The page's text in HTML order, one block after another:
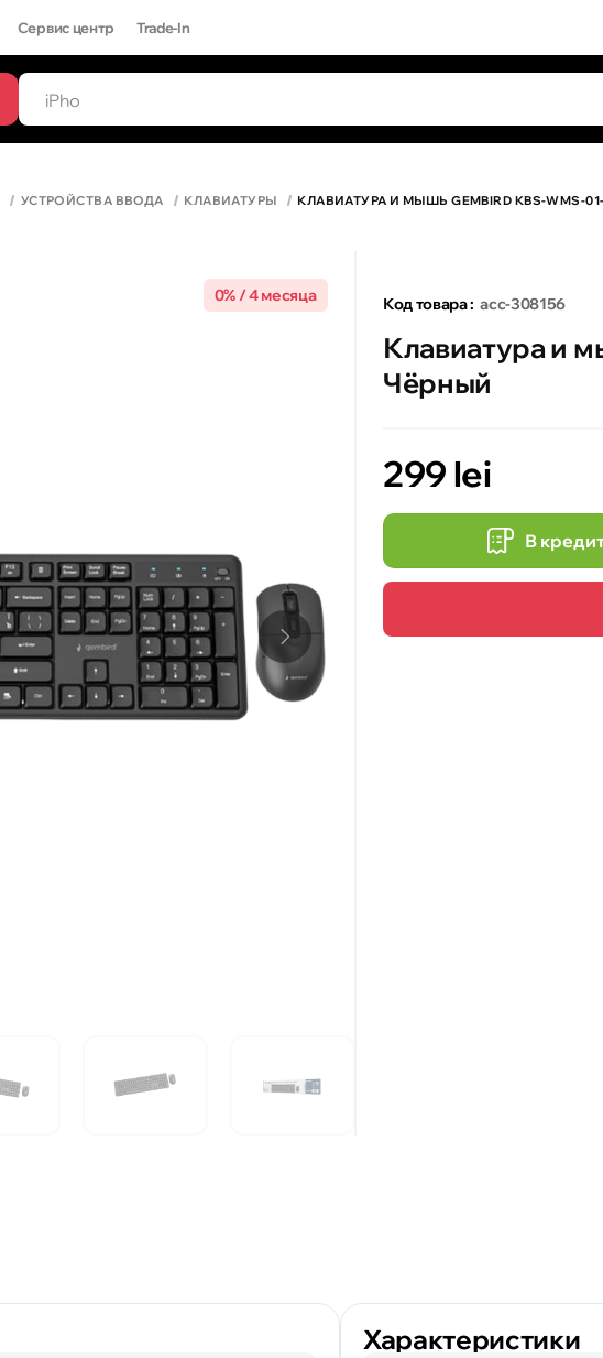
Сервис центр Trade-In
УСТРОЙСТВА ВВОДА КЛАВИАТУРЫ КЛАВИАТУРА И МЫШЬ GEMBIRD KBS-WMS-
0% / 4 месяца Код товара : acc-308156
Клавиатура и
Чёрный
299 lei
В
Характеристики